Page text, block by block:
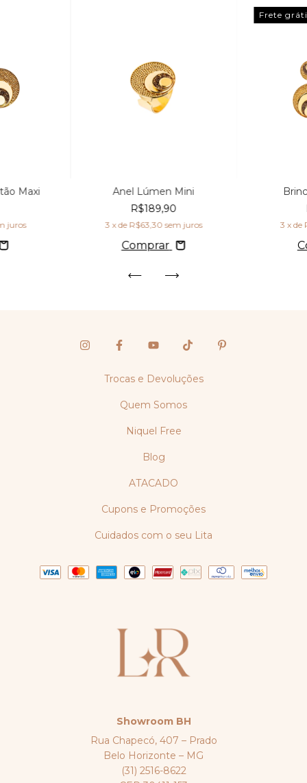
Maxi
juros
Anel Lúmen Mini
R$189,90
3 x de R$63,30 sem juros
Comprar
Frete
3 x de
Trocas e Devoluções
Quem Somos
Niquel Free
Blog
ATACADO
Cupons e Promoções
Cuidados com o seu Lita
Showroom BH
Rua Chapecó, 407 – Prado
Belo Horizonte – MG
(31) 2516-8622